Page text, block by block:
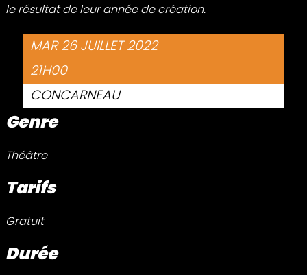
le résultat de leur année de création.
MAR 26 JUILLET 2022
21H00
CONCARNEAU
Genre
Théâtre
Tarifs
Gratuit
Durée